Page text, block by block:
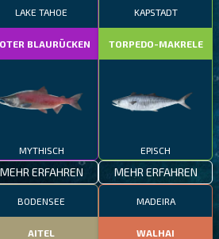
LAKE TAHOE
BLAURÜCKEN
MYTHISCH
MEHR ERFAHREN
KAPSTADT
TORPEDO-MAKRELE
EPISCH
MEHR ERFAHREN
BODENSEE
AITEL
MADEIRA
WALHAI